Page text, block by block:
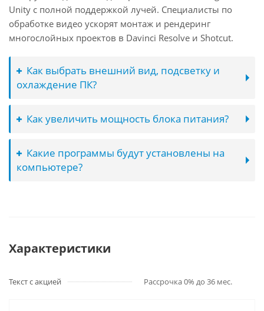
Unity с полной поддержкой лучей. Специалисты по
обработке видео ускорят монтаж и рендеринг
многослойных проектов в Davinci Resolve и Shotcut.
Как выбрать внешний вид, подсветку и
охлаждение ПК?
Как увеличить мощность блока питания?
Какие программы будут установлены на
компьютере?
Характеристики
Текст с акцией Рассрочка 0% до 36 мес.